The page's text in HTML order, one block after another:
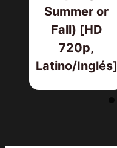
Summer or
Fall) [HD
720p,
Latino/Inglés]